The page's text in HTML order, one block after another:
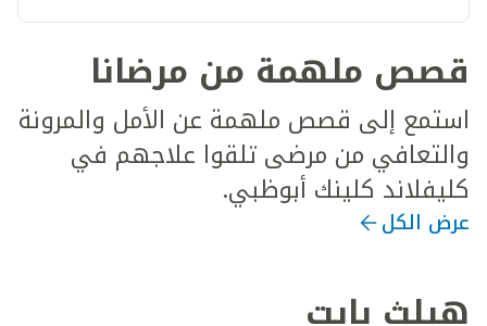
قصص ملهمة من مرضانا
استمع إلى قصص ملهمة عن الأمل والمرونة
والتعافي من مرضى تلقوا علاجهم في
كليفلاند كلينك أبوظبي.
عرض الكل
هيلث بايت